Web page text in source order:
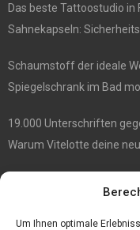
Um Ihnen optimale
Das beste Tattoostudio in
Sahnekapseln:
Schaumstoff der ideale
Spiegelschrank im Bad
19.000 Unterschriften
Warum Vitelotte deine
Anne et Valentin Brillen
Tragekomfort